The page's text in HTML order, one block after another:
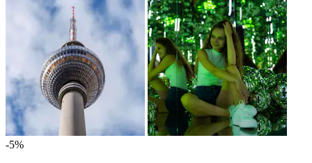
-5%